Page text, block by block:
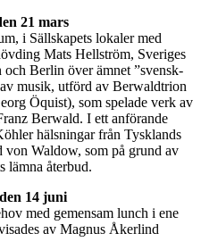
21 mars
i Sällskapets lokaler med
Mats Hellström, Sveriges
Berlin över ämnet ”svensk-
musik, utförd av Berwaldtrion
Öquist), som spelade verk av
Berwald. I ett anförande
hälsningar från Tysklands
von Waldow, som på grund av
lämna återbud.
14 juni
med gemensam lunch i ene
av Magnus Åkerlind